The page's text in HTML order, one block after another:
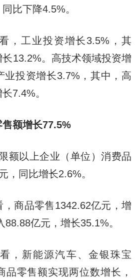
比下降4.5%。
工业投资增长3.5%，其
13.2%。高技术领域投资增
业投资增长3.7%，其中，高
7.4%。
额增长77.5%
以上企业（单位）消费品
，同比增长2.6%。
商品零售1342.62亿元，增
亿元，增长35.1%。
新能源汽车、金银珠宝
品零售额实现两位数增长，